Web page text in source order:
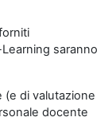
saranno
(e di valutazione
docente